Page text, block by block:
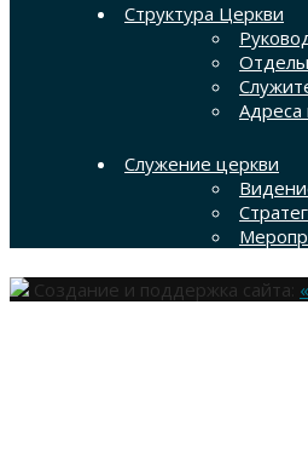
Структура Церкви
Отделы
Адреса
Служение церкви
Создание и поддержка сайта: